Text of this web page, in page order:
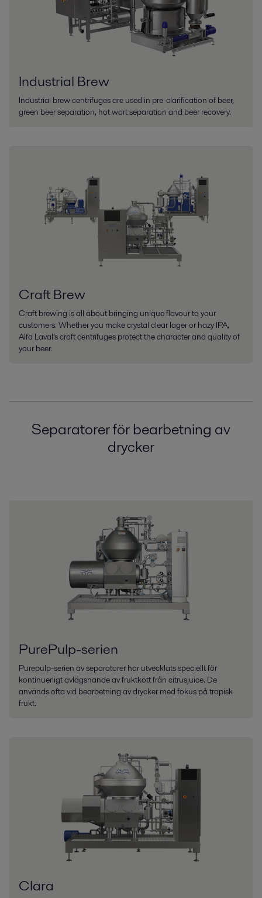
Industrial Brew
Industrial brew centrifuges are used in pre-clarification of beer,
green beer separation, hot wort separation and beer recovery.
Craft Brew
Craft brewing is all about bringing unique flavour to your
customers. Whether you make crystal clear lager or hazy IPA,
Alfa Laval’s craft centrifuges protect the character and quality of
your beer.
Separatorer för bearbetning av
drycker
PurePulp-serien
Purepulp-serien av separatorer har utvecklats speciellt för
kontinuerligt avlägsnande av fruktkött från citrusjuice. De
används ofta vid bearbetning av drycker med fokus på tropisk
frukt.
Clara